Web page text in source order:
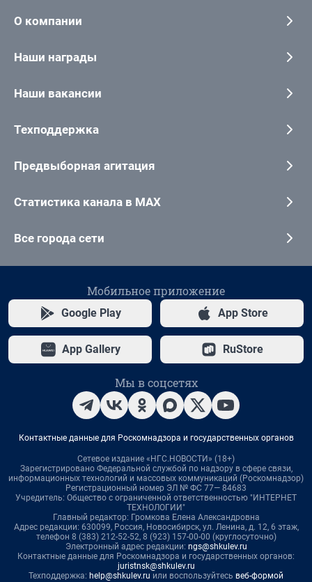
О компании
Наши награды
Наши вакансии
Техподдержка
Предвыборная агитация
Статистика канала в MAX
Все города сети
Мобильное приложение
Google Play App Store
App Gallery RuStore
Мы в соцсетях
Контактные данные для Роскомнадзора и государственных органов
Сетевое издание «НГС.НОВОСТИ» (18+)
Зарегистрировано Федеральной службой по надзору в сфере связи,
информационных технологий и массовых коммуникаций (Роскомнадзор)
Регистрационный номер ЭЛ № ФС 77— 84683
Учредитель: Общество с ограниченной ответственностью "ИНТЕРНЕТ
ТЕХНОЛОГИИ"
Главный редактор: Громкова Елена Александровна
Адрес редакции: 630099, Россия, Новосибирск, ул. Ленина, д. 12, 6 этаж,
телефон 8 (383) 212-52-52, 8 (923) 157-00-00 (круглосуточно)
Электронный адрес редакции: ngs@shkulev.ru
Контактные данные для Роскомнадзора и государственных органов:
juristnsk@shkulev.ru
Техподдержка: help@shkulev.ru или воспользуйтесь веб-формой